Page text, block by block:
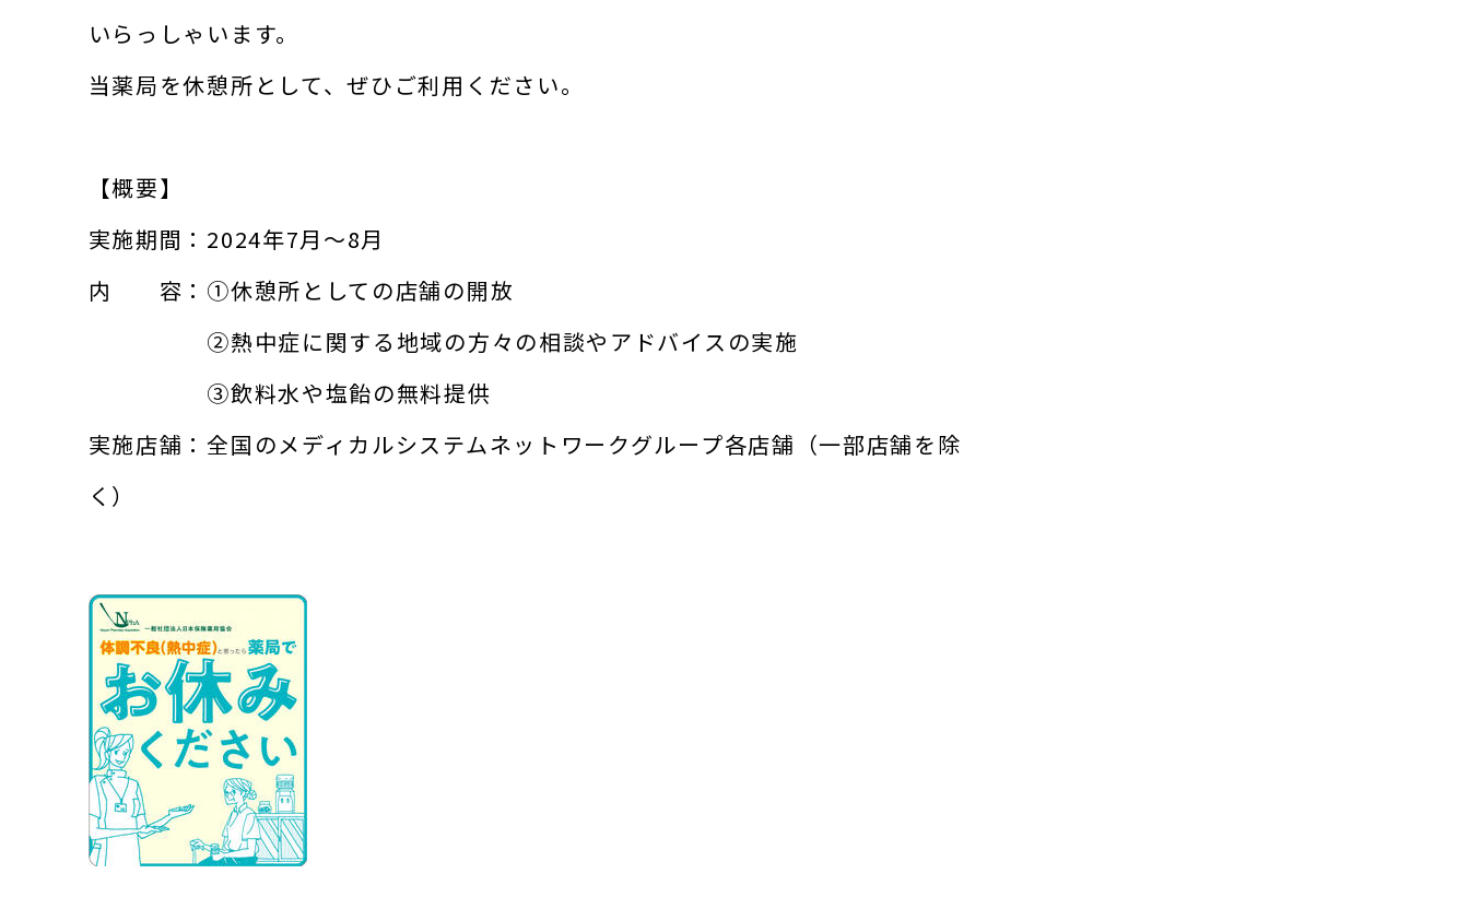
いらっしゃいます。
当薬局を休憩所として、ぜひご利用ください。
【概要】
実施期間：2024年7月～8月
内 容：①休憩所としての店舗の開放
②熱中症に関する地域の方々の相談やアドバイスの実施
③飲料水や塩飴の無料提供
実施店舗：全国のメディカルシステムネットワークグループ各店舗（一部店舗を除
く）